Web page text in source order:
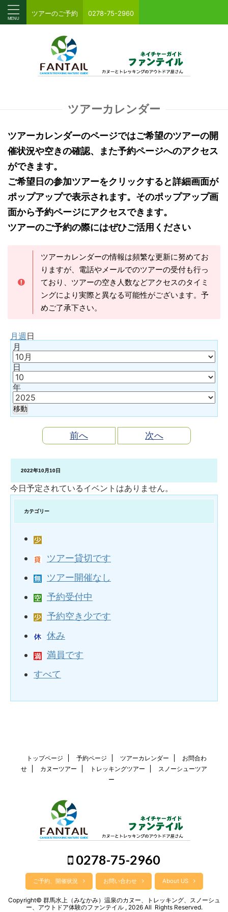
ツアーのご予約 0278-75-2960
ツアーカレンダー
ツアーカレンダーのページではご希望のツアーの開
催状況や空きの確認、また予約ページへのアクセス
ができます。
ご希望日の参加ツアーをクリックすると詳細画面が
ポップアップで表示されます。そのポップアップ画
面から予約ページにアクセスできます。
ツアーのご予約の際にはぜひご活用ください
ツアーカレンダーの情報は頻繁な更新に努めてお
りますが、電話やメールでのツアーの受付も行っ
ており、ツアーの空き人数などアクセスのタイミ
ングにより実際と異なる可能性がございます。予
めご了承下さい。
月週 日
月
日
年
前へ 次へ
2022年10月10日
今日予定されているイベントはありません。
カテゴリー
ツアー貸切です
ツアー開催なし
予約受付中
予約空き少です
休み
満員です
すべて
トップページ 予約ページ ツアーカレンダー
お問合わ
せ
カヌーツアー トレッキングツアー
スノーシューツア
ー
0278-75-2960
ご予約、開催状況 お問い合わせ About US
Copyright© 群馬水上（みなかみ）温泉のカヌー、トレッキング、スノーシュ
ー、アウトドア体験のファンテイル , 2026 All Rights Reserved.